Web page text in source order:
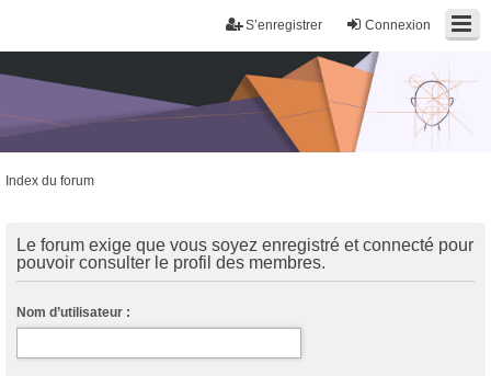
Connexion
S’enregistrer
Index du forum
Le forum exige que vous soyez enregistré et connecté pour
pouvoir consulter le profil des membres.
Nom d’utilisateur :